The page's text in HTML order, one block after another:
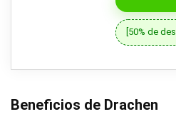
[50% de
Beneficios de Drachen